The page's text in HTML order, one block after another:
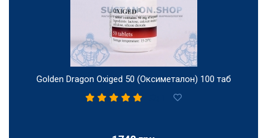
Golden Dragon Oxiged 50 (Оксиметалон) 100 таб